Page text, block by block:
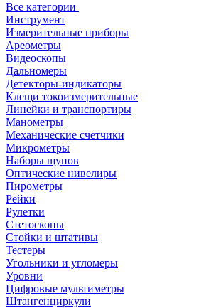
Все категории
Инструмент
Измерительные приборы
Ареометры
Видеоскопы
Дальномеры
Детекторы-индикаторы
Клещи токоизмерительные
Линейки и транспортиры
Манометры
Механические счетчики
Микрометры
Наборы щупов
Оптические нивелиры
Пирометры
Рейки
Рулетки
Стетоскопы
Стойки и штативы
Тестеры
Угольники и угломеры
Уровни
Цифровые мультиметры
Штангенциркули